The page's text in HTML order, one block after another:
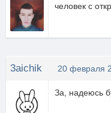
человек с
3aichik 20 февраля
За, надеюсь